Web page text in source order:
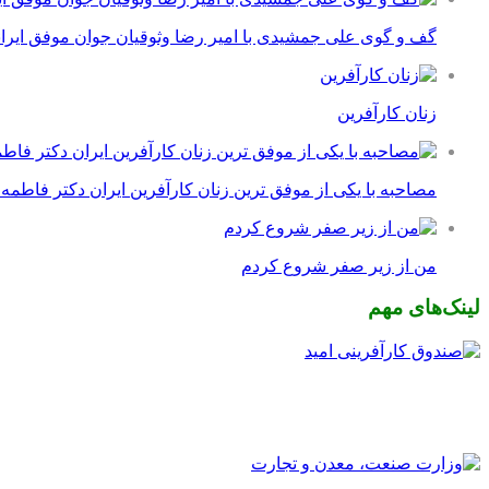
گف و گوی علی جمشیدی با امیر رضا وثوقیان جوان موفق
زنان کارآفرین
مصاحبه با یکی از موفق ترین زنان کارآفرین ایران دکتر
من از زیر صفر شروع کردم
لینک‌های مهم